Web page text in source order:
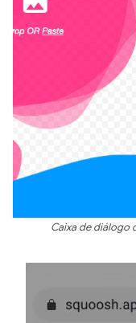
Caixa de diálogo